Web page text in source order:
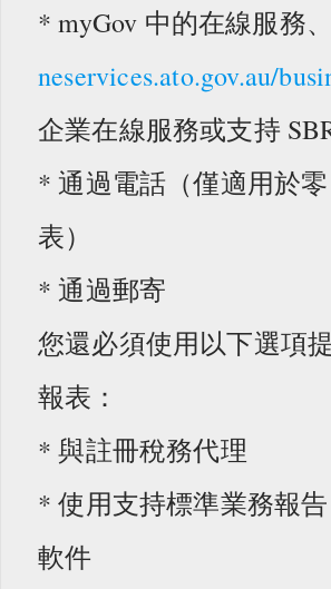
* myGov 中的在線服務、
neservices.ato.gov.au/
企業在線服務或支持
* 通過電話（僅適用於零
表）
* 通過郵寄
您還必須使用以下選項
報表：
* 與註冊稅務代理
* 使用支持標準業務報
軟件